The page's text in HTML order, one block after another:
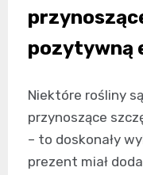
pozytywną
Niektóre rośliny
przynoszące
– to doskonały
prezent miał